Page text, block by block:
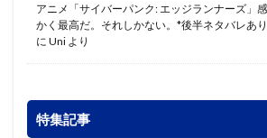
アニメ「サイバーパンク: エッジランナーズ」
かく最高だ。それしかない。*後半ネタバレあり
に Uni より
特集記事